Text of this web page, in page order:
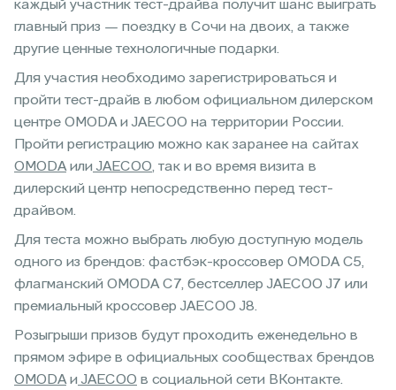
каждый участник тест-драйва получит шанс выиграть
главный приз — поездку в Сочи на двоих, а также
другие ценные технологичные подарки.
Для участия необходимо зарегистрироваться и
пройти тест-драйв в любом официальном дилерском
центре OMODA и JAECOO на территории России.
Пройти регистрацию можно как заранее на сайтах
OMODAили JAECOO, так и во время визита в
дилерский центр непосредственно перед тест-
драйвом.
Для теста можно выбрать любую доступную модель
одного из брендов: фастбэк-кроссовер OMODA C5,
флагманский OMODA C7, бестселлер JAECOO J7 или
премиальный кроссовер JAECOO J8.
Розыгрыши призов будут проходить еженедельно в
прямом эфире в официальных сообществах брендов
OMODAи JAECOO в социальной сети ВКонтакте.